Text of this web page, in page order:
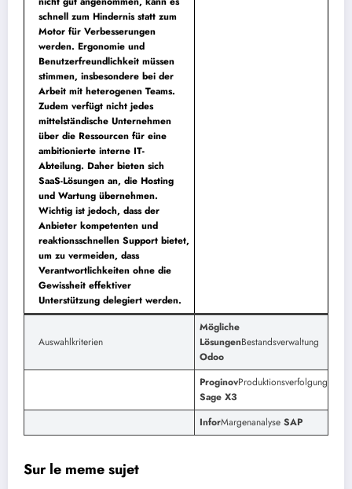
schnell zum Hindernis statt zum
Motor für Verbesserungen
werden. Ergonomie und
Benutzerfreundlichkeit müssen
stimmen, insbesondere bei der
Arbeit mit heterogenen Teams.
Zudem verfügt nicht jedes
mittelständische Unternehmen
über die Ressourcen für eine
ambitionierte interne IT-
Abteilung. Daher bieten sich
SaaS-Lösungen an, die Hosting
und Wartung übernehmen.
Wichtig ist jedoch, dass der
Anbieter kompetenten und
reaktionsschnellen Support bietet,
um zu vermeiden, dass
Verantwortlichkeiten ohne die
Gewissheit effektiver
Unterstützung delegiert werden.
Auswahlkriterien
Mögliche
LösungenBestandsverwaltung
Odoo
ProginovProduktionsverfolgung
Sage X3
InforMargenanalyse SAP
Sur le meme sujet